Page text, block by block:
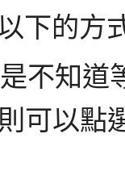
下的方
不知道
可以點